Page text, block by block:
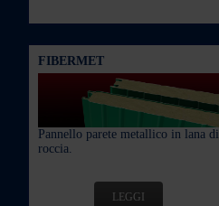
FIBERMET
Pannello parete metallico in lana di
roccia.
LEGGI